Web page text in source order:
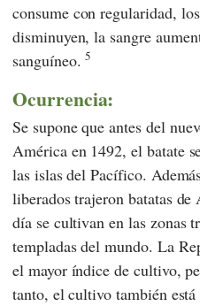
consume con regularidad,
disminuyen, la sangre
sanguíneo.5
Ocurrencia:
Se supone que antes del
América en 1492, el batate
las islas del Pacífico.
liberados trajeron batatas
día se cultivan en las zonas
templadas del mundo. La
el mayor índice de cultivo,
tanto, el cultivo también